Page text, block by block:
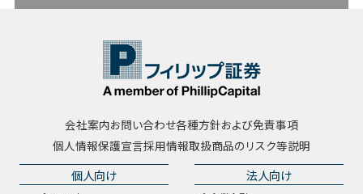
会社案内お問い合わせ各種方針および免責事項
個人情報保護宣言採用情報取扱商品のリスク等説明
個人向け 法人向け